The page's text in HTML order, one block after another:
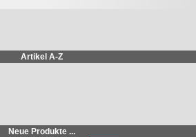
Artikel A-Z
Neue Produkte ...